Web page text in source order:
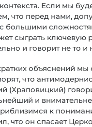
Если мы
что перед нами,
большими
сыграть ключевую
и говорит не то и
объяснений
что
(Храповицкий)
и
к
что он спасает